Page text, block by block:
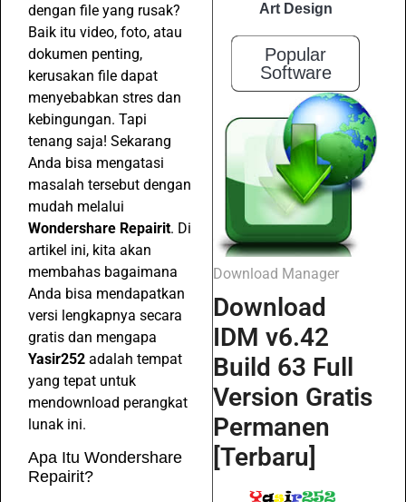
dengan file yang rusak?
Baik itu video, foto, atau
dokumen penting,
kerusakan file dapat
menyebabkan stres dan
kebingungan. Tapi
tenang saja! Sekarang
Anda bisa mengatasi
masalah tersebut dengan
mudah melalui
Wondershare Repairit. Di
artikel ini, kita akan
membahas bagaimana
Anda bisa mendapatkan
versi lengkapnya secara
gratis dan mengapa
Yasir252 adalah tempat
yang tepat untuk
mendownload perangkat
lunak ini.
Apa Itu Wondershare
Repairit?
Art Design
Popular
Software
Download Manager
Download
IDM v6.42
Build 63 Full
Version Gratis
Permanen
[Terbaru]